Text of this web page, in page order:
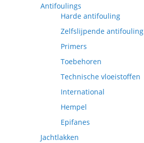
Antifoulings
Harde antifouling
Zelfslijpende antifouling
Primers
Toebehoren
Technische vloeistoffen
International
Hempel
Epifanes
Jachtlakken